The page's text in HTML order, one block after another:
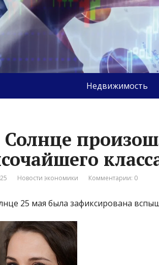
Недвижимость
Новости экономики Комментарии: 0
25 мая была зафиксирована